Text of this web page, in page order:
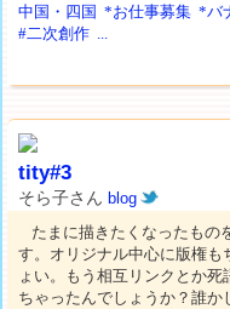
中国・四国 *お仕事募集 *バ
#二次創作 ...
tity#3
そら子さんblog
たまに描きたくなったもの
す。オリジナル中心に版権も
ょい。もう相互リンクとか死
ちゃったんでしょうか？誰か